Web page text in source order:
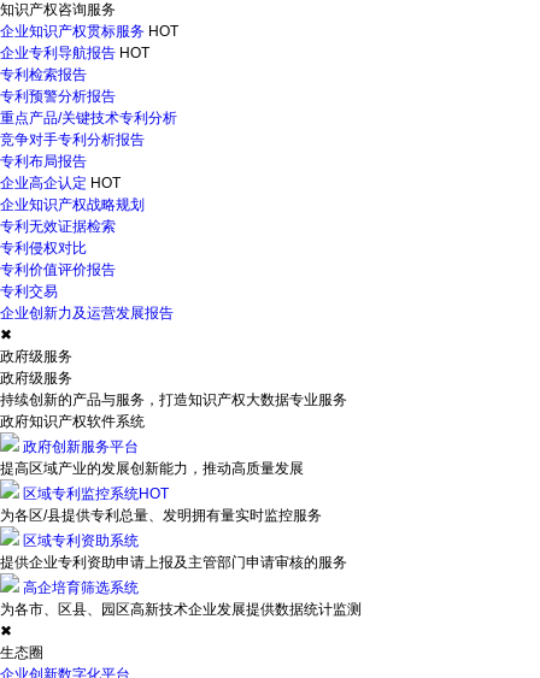
知识产权咨询服务
企业知识产权贯标服务 HOT
企业专利导航报告 HOT
专利检索报告
专利预警分析报告
重点产品/关键技术专利分析
竞争对手专利分析报告
专利布局报告
企业高企认定 HOT
企业知识产权战略规划
专利无效证据检索
专利侵权对比
专利价值评价报告
专利交易
企业创新力及运营发展报告
✖
政府级服务
政府级服务
持续创新的产品与服务，打造知识产权大数据专业服务
政府知识产权软件系统
政府创新服务平台
提高区域产业的发展创新能力，推动高质量发展
区域专利监控系统HOT
为各区/县提供专利总量、发明拥有量实时监控服务
区域专利资助系统
提供企业专利资助申请上报及主管部门申请审核的服务
高企培育筛选系统
为各市、区县、园区高新技术企业发展提供数据统计监测
✖
生态圈
企业创新数字化平台